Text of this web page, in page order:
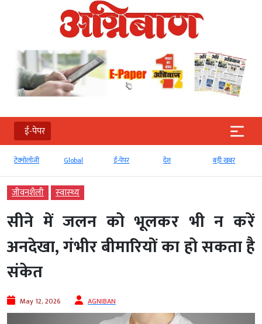
ई-पेपर
टेक्‍नोलॉजी Global ई-पेपर देश बड़ी खबर
जीवनशैली स्‍वास्‍थ्‍य
सीने में जलन को भूलकर भी न करें
अनदेखा, गंभीर बीमारियों का हो सकता है
संकेत
May 12, 2026 AGNIBAN